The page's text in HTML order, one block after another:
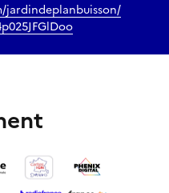
jardindeplanbuisson/